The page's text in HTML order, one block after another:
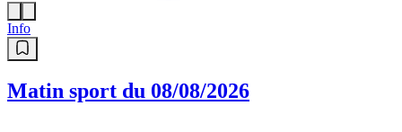
Info
Matin sport du 08/08/2026